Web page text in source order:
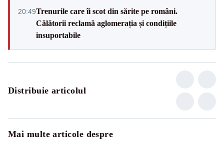
20:49Trenurile care îi scot din sărite pe români.
Călătorii reclamă aglomerația și condițiile
insuportabile
Distribuie articolul
Mai multe articole despre